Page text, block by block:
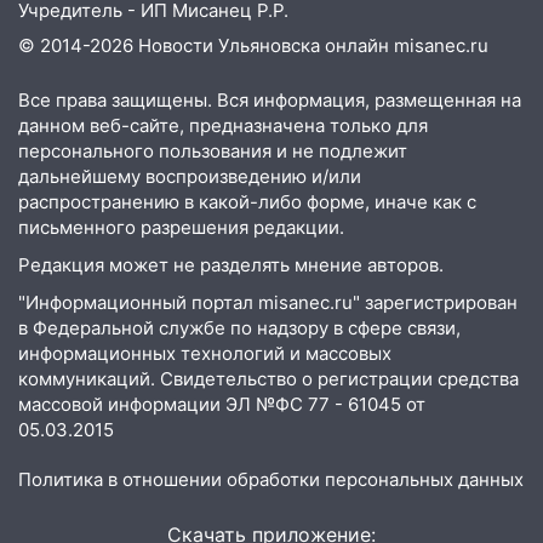
Фруктовой
Трудовой горело здание
13:00 Водитель без прав врезался в
припаркованный автомобиль
12:37 Переезжал «зебру» на
велосипеде и попал под колеса
12:18
Вспыхнул изнутри: в
Железнодорожном районе горела дача
11:33 В Засвияжье под колёса авто
попал мужчина
11:17 В Радищевском районе сгорели
В Канадее горел жилой дом
Учредитель - ИП Мисанец Р.Р.
© 2014-2026 Новости Ульяновска онлайн misanec.ru
Все права защищены. Вся информация, размещенная на
данном веб-сайте, предназначена только для
персонального пользования и не подлежит
дальнейшему воспроизведению и/или
распространению в какой-либо форме, иначе как с
письменного разрешения редакции.
Редакция может не разделять мнение авторов.
"Информационный портал misanec.ru" зарегистрирован
в Федеральной службе по надзору в сфере связи,
информационных технологий и массовых
коммуникаций. Свидетельство о регистрации средства
массовой информации ЭЛ №ФС 77 - 61045 от
05.03.2015
Политика в отношении обработки персональных данных
Скачать приложение: